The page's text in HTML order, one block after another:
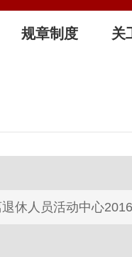
规章制度 关
休人员活动中心